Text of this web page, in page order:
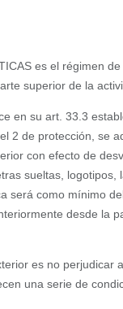
es el régimen
superior de la
en su art. 33.3
2 de protección, se
con efecto de
sueltas, logotipos,
será como mínimo
desde la
es no perjudicar
una serie de